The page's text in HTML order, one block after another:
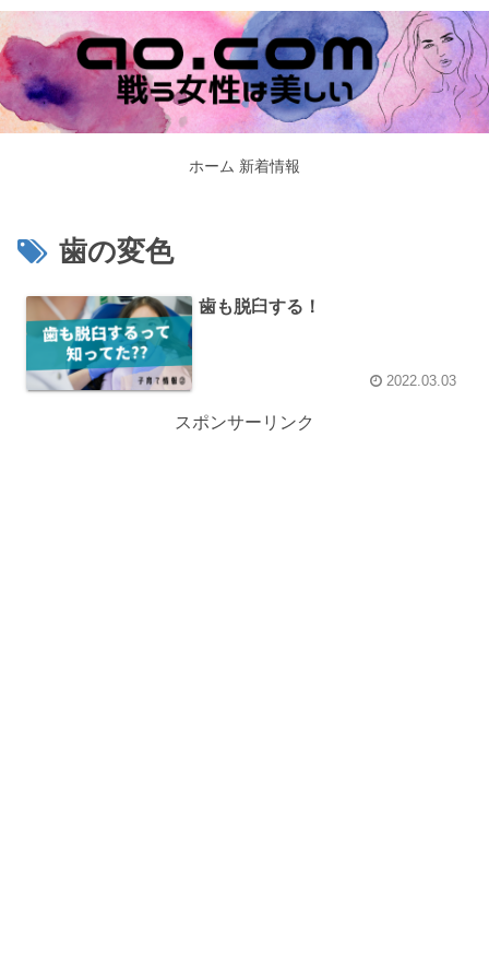
ホーム 新着情報
歯の変色
歯も脱臼する！
2022.03.03
スポンサーリンク